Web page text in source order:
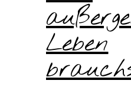
Leben